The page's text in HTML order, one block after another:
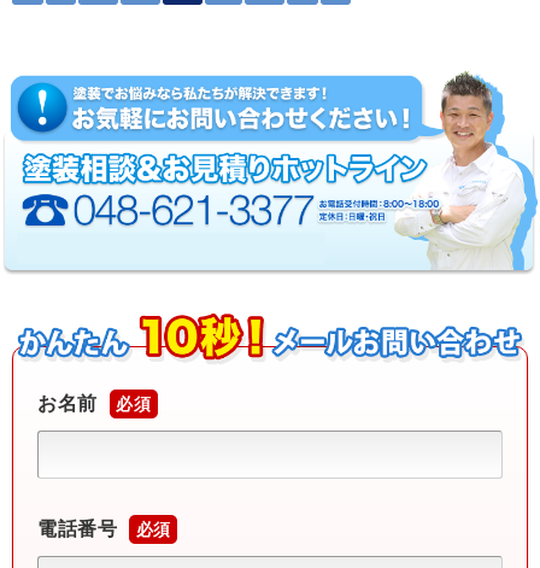
お名前 必須
電話番号 必須